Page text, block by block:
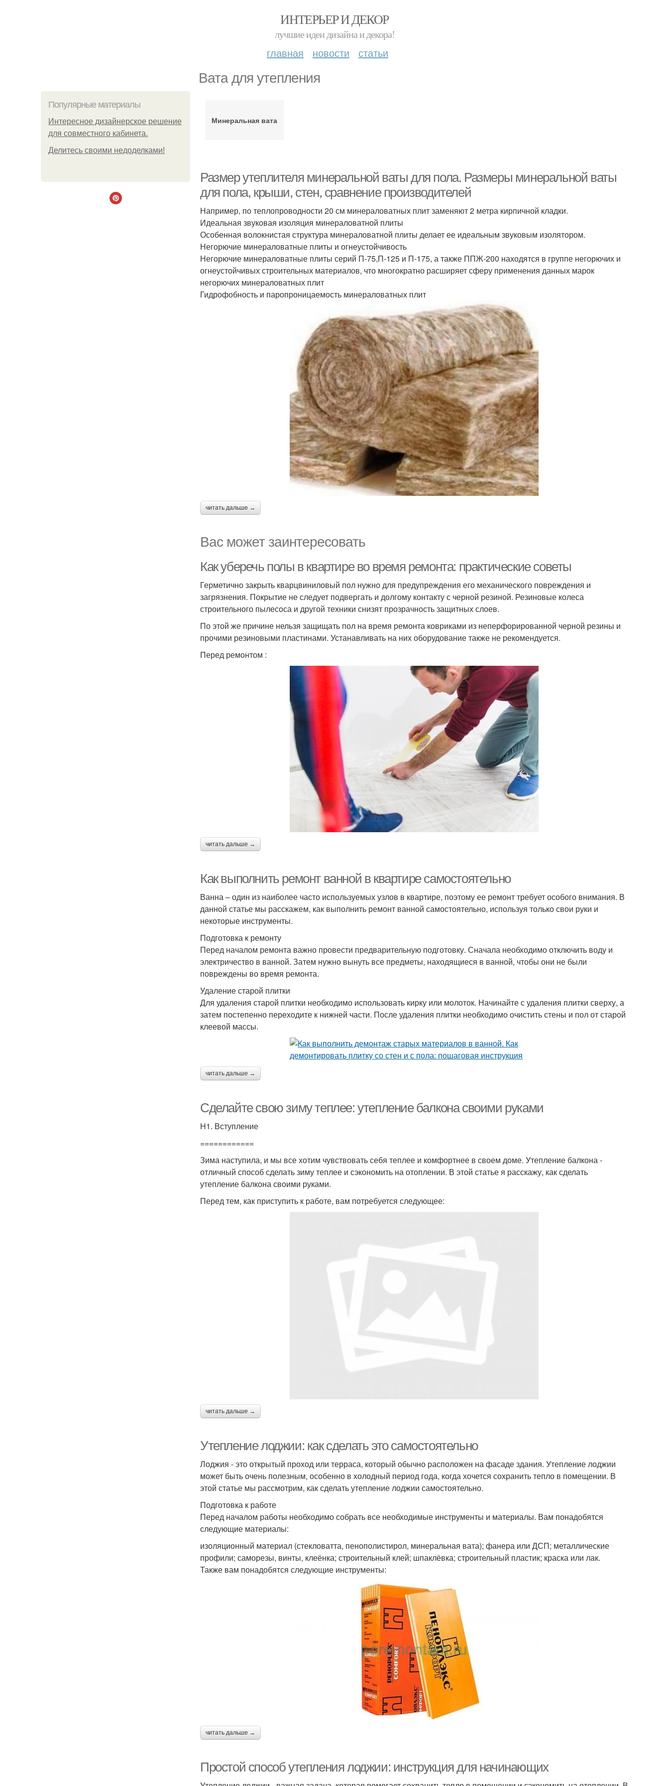
ИНТЕРЬЕР И ДЕКОР
лучшие идеи дизайна и декора!
главная новости статьи
Вата для утепления
Популярные материалы
Интересное дизайнерское решение
для совместного кабинета.
Делитесь своими недоделками!
Минеральная вата
Размер утеплителя минеральной ваты для пола. Размеры минеральной ваты
для пола, крыши, стен, сравнение производителей
Например, по теплопроводности 20 см минераловатных плит заменяют 2 метра кирпичной кладки.
Идеальная звуковая изоляция минераловатной плиты
Особенная волокнистая структура минераловатной плиты делает ее идеальным звуковым изолятором.
Негорючие минераловатные плиты и огнеустойчивость
Негорючие минераловатные плиты серий П-75,П-125 и П-175, а также ППЖ-200 находятся в группе негорючих и
огнеустойчивых строительных материалов, что многократно расширяет сферу применения данных марок
негорючих минераловатных плит
Гидрофобность и паропроницаемость минераловатных плит
читать дальше →
Вас может заинтересовать
Как уберечь полы в квартире во время ремонта: практические советы
Герметично закрыть кварцвиниловый пол нужно для предупреждения его механического повреждения и
загрязнения. Покрытие не следует подвергать и долгому контакту с черной резиной. Резиновые колеса
строительного пылесоса и другой техники снизят прозрачность защитных слоев.
По этой же причине нельзя защищать пол на время ремонта ковриками из неперфорированной черной резины и
прочими резиновыми пластинами. Устанавливать на них оборудование также не рекомендуется.
Перед ремонтом :
читать дальше →
Как выполнить ремонт ванной в квартире самостоятельно
Ванна – один из наиболее часто используемых узлов в квартире, поэтому ее ремонт требует особого внимания. В
данной статье мы расскажем, как выполнить ремонт ванной самостоятельно, используя только свои руки и
некоторые инструменты.
Подготовка к ремонту
Перед началом ремонта важно провести предварительную подготовку. Сначала необходимо отключить воду и
электричество в ванной. Затем нужно вынуть все предметы, находящиеся в ванной, чтобы они не были
повреждены во время ремонта.
Удаление старой плитки
Для удаления старой плитки необходимо использовать кирку или молоток. Начинайте с удаления плитки сверху, а
затем постепенно переходите к нижней части. После удаления плитки необходимо очистить стены и пол от старой
клеевой массы.
читать дальше →
Сделайте свою зиму теплее: утепление балкона своими руками
H1. Вступление
============
Зима наступила, и мы все хотим чувствовать себя теплее и комфортнее в своем доме. Утепление балкона -
отличный способ сделать зиму теплее и сэкономить на отоплении. В этой статье я расскажу, как сделать
утепление балкона своими руками.
Перед тем, как приступить к работе, вам потребуется следующее:
читать дальше →
Утепление лоджии: как сделать это самостоятельно
Лоджия - это открытый проход или терраса, который обычно расположен на фасаде здания. Утепление лоджии
может быть очень полезным, особенно в холодный период года, когда хочется сохранить тепло в помещении. В
этой статье мы рассмотрим, как сделать утепление лоджии самостоятельно.
Подготовка к работе
Перед началом работы необходимо собрать все необходимые инструменты и материалы. Вам понадобятся
следующие материалы:
изоляционный материал (стекловатта, пенополистирол, минеральная вата); фанера или ДСП; металлические
профили; саморезы, винты, клеёнка; строительный клей; шпаклёвка; строительный пластик; краска или лак.
Также вам понадобятся следующие инструменты:
читать дальше →
Простой способ утепления лоджии: инструкция для начинающих